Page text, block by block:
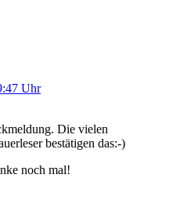
Uhr
Die vielen
bestätigen das:-)
noch mal!